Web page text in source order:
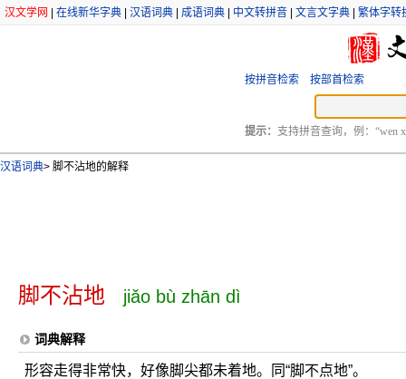
汉文学网 在线新华字典 汉语词典 成语词典 中文转拼音 文言文字典 繁体字转
按拼音检索 按部首检索
提示： 支持拼音查询，例：“wen
汉语词典> 脚不沾地的解释
脚不沾地 jiǎo bù zhān dì
词典解释
形容走得非常快，好像脚尖都未着地。同“脚不点地”。